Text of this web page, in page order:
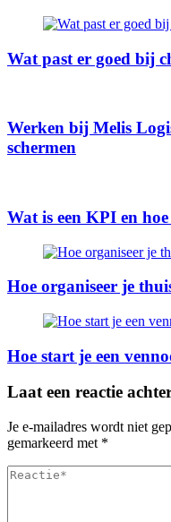
Wat past er goed bij
Werken bij Melis
schermen
Wat is een KPI en hoe
Hoe organiseer je
Hoe start je een
Laat een reactie
Je e-mailadres wordt niet
gemarkeerd met *
Reactie